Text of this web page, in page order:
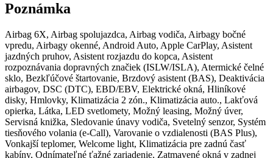
Poznámka
Airbag 6X, Airbag spolujazdca, Airbag vodiča, Airbagy bočné
vpredu, Airbagy okenné, Android Auto, Apple CarPlay, Asistent
jazdných pruhov, Asistent rozjazdu do kopca, Asistent
rozpoznávania dopravných značiek (ISLW/ISLA), Atermické čelné
sklo, Bezkľúčové štartovanie, Brzdový asistent (BAS), Deaktivácia
airbagov, DSC (DTC), EBD/EBV, Elektrické okná, Hliníkové
disky, Hmlovky, Klimatizácia 2 zón., Klimatizácia auto., Lakťová
opierka, Látka, LED svetlomety, Možný leasing, Možný úver,
Servisná knižka, Sledovanie únavy vodiča, Svetelný senzor, Systém
tiesňového volania (e-Call), Varovanie o vzdialenosti (BAS Plus),
Vonkajší teplomer, Welcome light, Klimatizácia pre zadnú časť
kabíny, Odnímateľné ťažné zariadenie, Zatmavené okná v zadnej